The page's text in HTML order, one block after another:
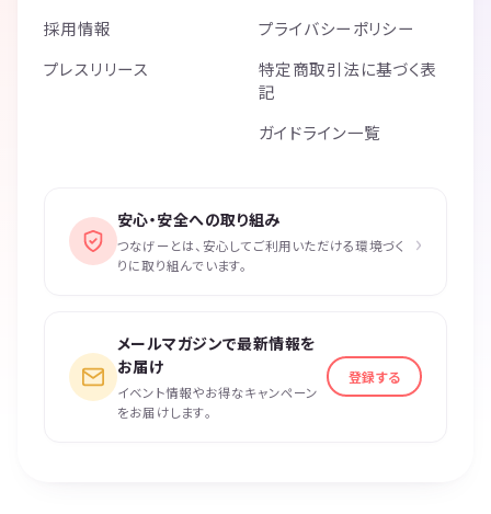
採用情報
プレスリリース
プライバシーポリシー
特定商取引法に基づく表
記
ガイドライン一覧
安心・安全への取り組み
つなげーとは、安心してご利用いただける環境づく
りに取り組んでいます。
›
メールマガジンで最新情報を
お届け
イベント情報やお得なキャンペーン
をお届けします。
登録する